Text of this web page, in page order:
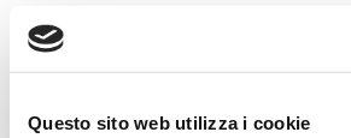
Questo sito web utilizza i cookie
61.00
€61.00